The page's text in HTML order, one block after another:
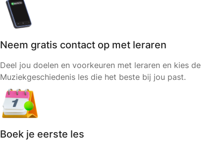
Neem gratis contact op met leraren
Deel jou doelen en voorkeuren met leraren en kies de
Muziekgeschiedenis les die het beste bij jou past.
Boek je eerste les